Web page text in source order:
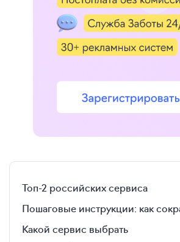
Топ-2 российских сервиса
Пошаговые инструкции: как
Какой сервис выбрать